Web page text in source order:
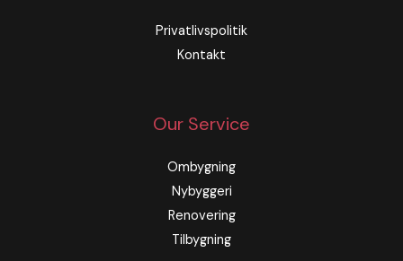
Privatlivspolitik
Kontakt
Our Service
Ombygning
Nybyggeri
Renovering
Tilbygning